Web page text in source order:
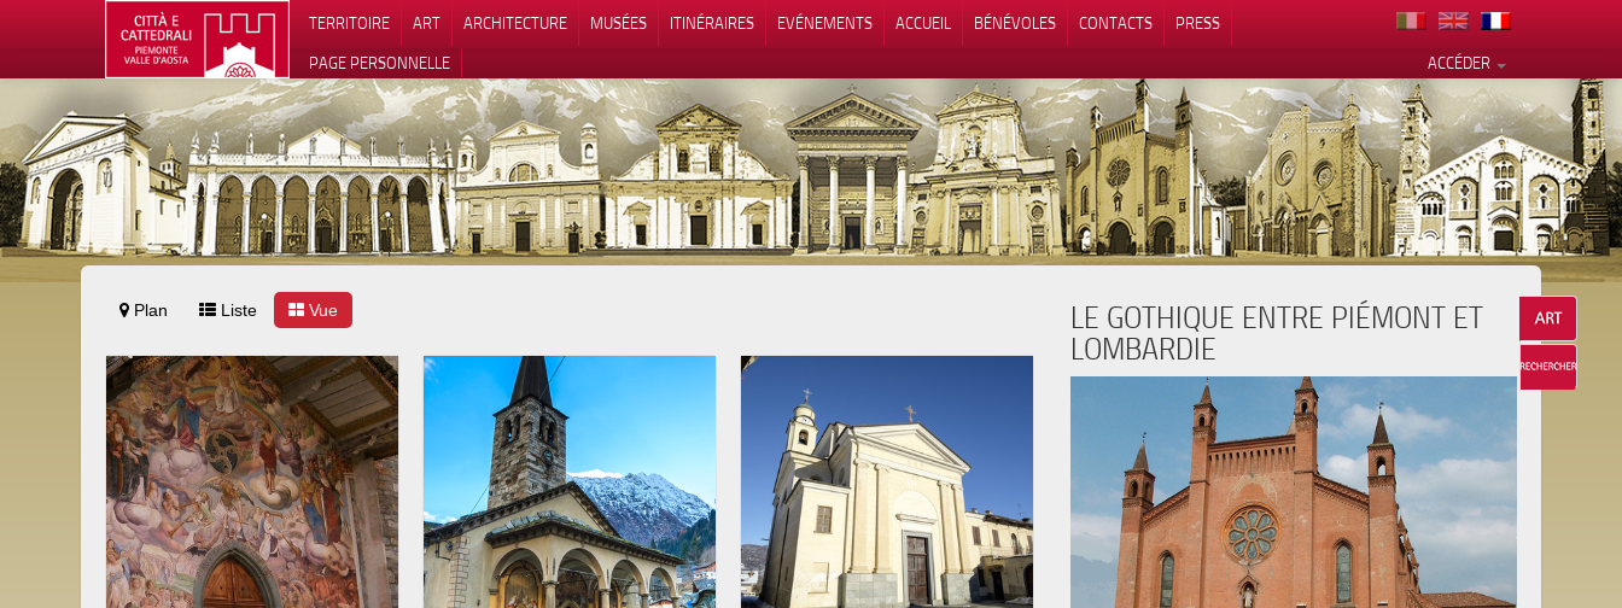
TERRITOIRE ART ARCHITECTURE MUSÉES ITINÉRAIRES EVÉNEMENTS ACCUEIL BÉNÉVOLES CONTACTS
PRESS
ACCÉDER
PAGE PERSONNELLE
Plan Liste Vue
LE GOTHIQUE ENTRE PIÉMONT ET
LOMBARDIE
Vos choix en matière de confidentialité